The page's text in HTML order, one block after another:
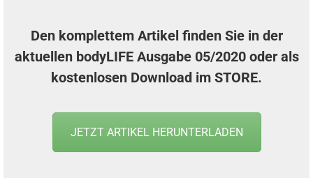
Den komplettem Artikel finden Sie in der
aktuellen bodyLIFE Ausgabe 05/2020oder als
kostenlosen Download im STORE.
JETZT ARTIKEL HERUNTERLADEN